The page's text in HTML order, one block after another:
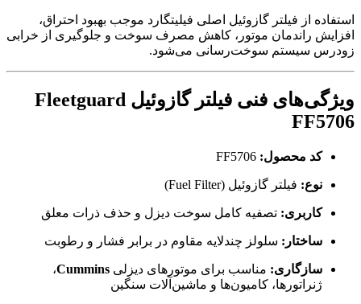
استفاده از فیلتر گازوئیل اصلی فیلیتگارد موجب بهبود احتراق،
افزایش راندمان موتور، کاهش مصرف سوخت و جلوگیری از خرابی
زودرس سیستم سوخت‌رسانی می‌شود.
ویژگی‌های فنی فیلتر گازوئیل Fleetguard
FF5706
کد محصول:
نوع: فیلتر گازوئیل (Fuel Filter)
کاربری: تصفیه کامل سوخت دیزل و حذف ذرات معلق
ساختار: سلولز چندلایه مقاوم در برابر فشار و رطوبت
سازگاری: مناسب برای موتورهای دیزلی Cummins،
ژنراتورها، کامیون‌ها و ماشین‌آلات سنگین